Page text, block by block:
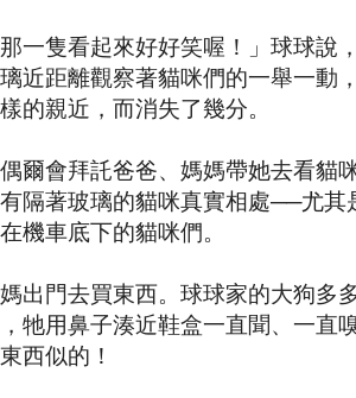
那一隻看起來好好笑喔！」球球說
近距離觀察著貓咪們的一舉一動
的親近，而消失了幾分。
爾會拜託爸爸、媽媽帶她去看貓
隔著玻璃的貓咪真實相處──尤其
機車底下的貓咪們。
出門去買東西。球球家的大狗多
牠用鼻子湊近鞋盒一直聞、一直
西似的！